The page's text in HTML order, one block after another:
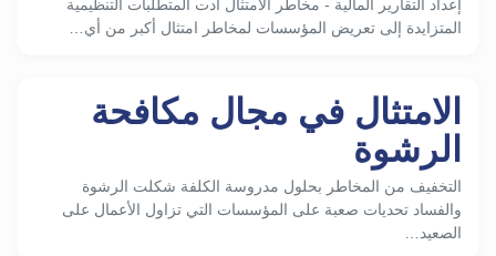
إعداد التقارير المالية - مخاطر الامتثال أدت المتطلبات التنظيمية
المتزايدة إلى تعريض المؤسسات لمخاطر امتثال أكبر من أي…
الامتثال في مجال مكافحة
الرشوة
التخفيف من المخاطر بحلول مدروسة الكلفة شكلت الرشوة
والفساد تحديات صعبة على المؤسسات التي تزاول الأعمال على
الصعيد…